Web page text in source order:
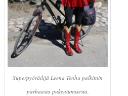
Superpyöräilijä Leena Tenhu palkittiin
parhaasta pukeutumisesta.